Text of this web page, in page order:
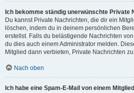
Ich bekomme ständig unerwünschte Private
Du kannst Private Nachrichten, die dir ein
löschen, indem du in deinem persönlichen
erstellst. Falls du belästigende Nachrichten
du dies auch einem Administrator melden.
Mitglied dann verbieten, Private Nachrichten
Nach oben
Ich habe eine Spam-E-Mail von einem